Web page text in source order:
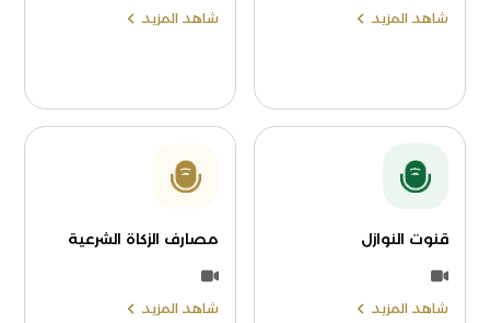
شاهد المزيد شاهد المزيد
قنوت النوازل
شاهد المزيد
مصارف الزكاة الشرعية
شاهد المزيد